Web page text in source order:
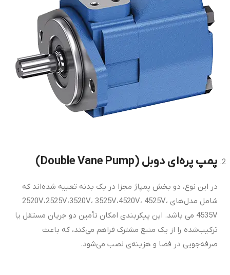
پمپ پره‌ای دوبل (Double Vane Pump)
در این نوع، دو بخش پمپاژ مجزا در یک بدنه تعبیه شده‌اند که
شامل مدل‌های 2520V،2525V،3520V، 3525V،4520V، 4525V،
4535V می باشد. این پیکربندی امکان تأمین دو جریان مستقل یا
ترکیب‌شده را از یک منبع مشترک فراهم می‌کند، که باعث
صرفه‌جویی در فضا و هزینه‌ی نصب می‌شود.